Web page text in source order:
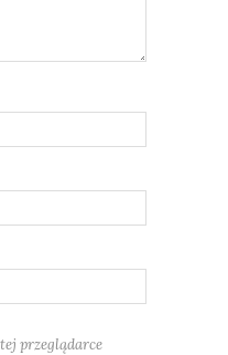
przeglądarce